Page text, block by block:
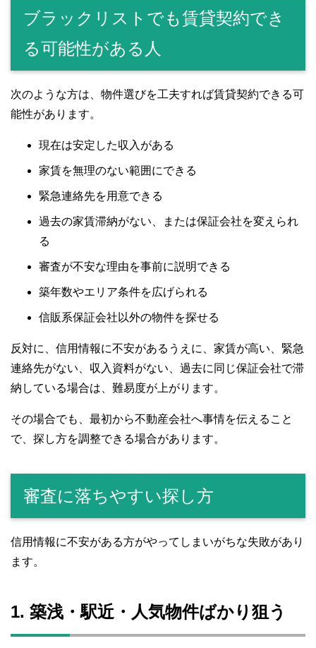
ブラックリストでも賃貸契約でき
る可能性がある人
次のような方は、物件選びを工夫すれば賃貸契約できる可
能性があります。
現在は安定した収入がある
家賃を無理のない範囲にできる
緊急連絡先を用意できる
過去の家賃滞納がない、または保証会社を変えられ
る
審査が不安な理由を事前に説明できる
築年数やエリア条件を広げられる
信販系保証会社以外の物件を探せる
反対に、信用情報に不安があるうえに、家賃が高い、緊急
連絡先がない、収入資料がない、過去に同じ保証会社で滞
納している場合は、難易度が上がります。
その場合でも、最初から不動産会社へ事情を伝えること
で、探し方を調整できる場合があります。
審査に落ちやすい探し方
信用情報に不安がある方がやってしまいがちな失敗があり
ます。
1. 築浅・駅近・人気物件ばかり狙う